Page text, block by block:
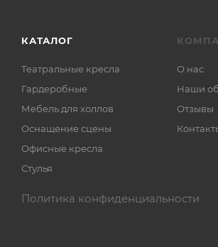
КАТАЛОГ
Театральные кресла
Гардеробные
Мебель для холлов
Оснащение сцены
Офисные кресла
Стулья
О нас
Наши
Отзывы
Политика конфиденциальности